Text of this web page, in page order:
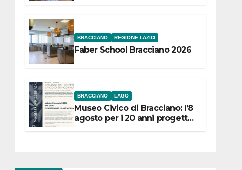
BRACCIANO REGIONE LAZIO
Faber School Bracciano 2026
BRACCIANO LAGO
Museo Civico di Bracciano: l’8
agosto per i 20 anni progetto